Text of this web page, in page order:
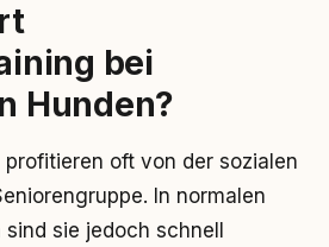
bei
Hunden?
oft von der sozialen
In normalen
sie jedoch schnell